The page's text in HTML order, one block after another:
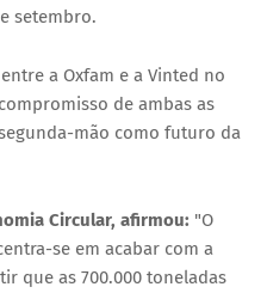
setembro.
a Oxfam e a Vinted no
de ambas as
mão como futuro da
Circular, afirmou: "O
se em acabar com a
que as 700.000 toneladas